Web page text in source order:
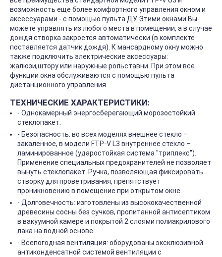
возможность еще более комфортного управления окном и
аксессуарами - с помощью пульта ДУ. Этими окнами Вы
можете управлять из любого места в помещении, а в случае
дождя створка закроется автоматически (в комплекте
поставляется датчик дождя). К мансардному окну можно
также подключить электрические аксессуары:
жалюзи,штору или наружные рольставни. При этом все
функции окна обслуживаются с помощью пульта
дистанционного управления.
ТЕХНИЧЕСКИЕ ХАРАКТЕРИСТИКИ:
- Однокамерный энергосберегающий морозостойкий
стеклопакет.
- Безопасность: во всех моделях внешнее стекло –
закаленное, в модели FTP-V L3 внутреннее стекло –
ламинированное (ударостойкая система "триплекс").
Применение специальных предохранителей не позволяет
вынуть стеклопакет. Ручка, позволяющая фиксировать
створку для проветривания, препятствует
проникновению в помещение при открытом окне.
- Долговечность: изготовлены из высококачественной
древесины сосны без сучков, пропитанной антисептиком
в вакуумной камере и покрытой 2 слоями полиакрилового
лака на водной основе.
- Всепогодная вентиляция: оборудованы эксклюзивной
антиконденсатной системой вентиляции с